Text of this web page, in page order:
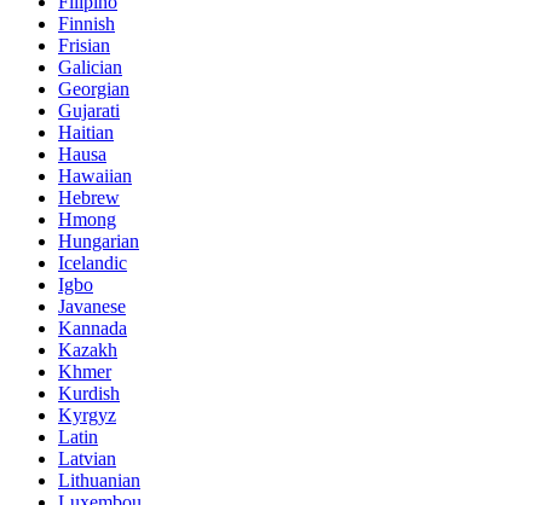
Finnish
Frisian
Galician
Georgian
Gujarati
Haitian
Hausa
Hawaiian
Hebrew
Hmong
Hungarian
Icelandic
Igbo
Javanese
Kannada
Kazakh
Khmer
Kurdish
Kyrgyz
Latin
Latvian
Lithuanian